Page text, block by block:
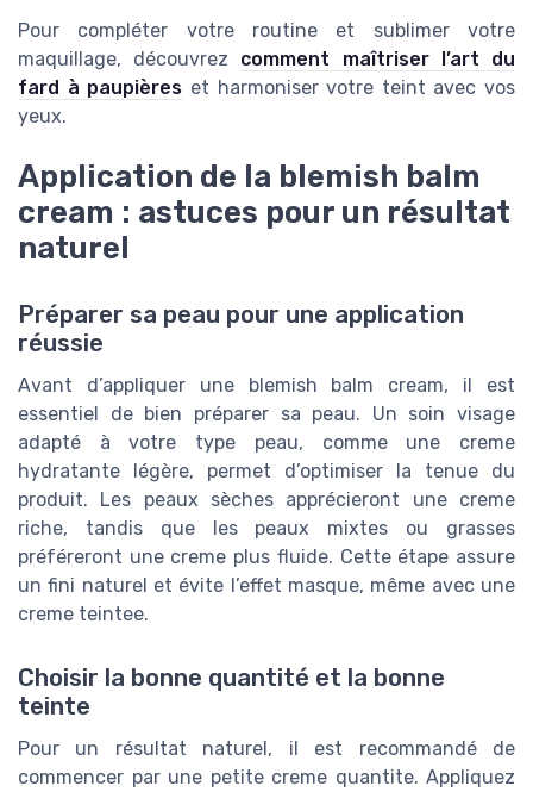
Pour compléter votre routine et sublimer votre
maquillage, découvrez comment maîtriser l’art du
fard à paupières et harmoniser votre teint avec vos
yeux.
Application de la blemish balm
cream : astuces pour un résultat
naturel
Préparer sa peau pour une application
réussie
Avant d’appliquer une blemish balm cream, il est
essentiel de bien préparer sa peau. Un soin visage
adapté à votre type peau, comme une creme
hydratante légère, permet d’optimiser la tenue du
produit. Les peaux sèches apprécieront une creme
riche, tandis que les peaux mixtes ou grasses
préféreront une creme plus fluide. Cette étape assure
un fini naturel et évite l’effet masque, même avec une
creme teintee.
Choisir la bonne quantité et la bonne
teinte
Pour un résultat naturel, il est recommandé de
commencer par une petite creme quantite. Appliquez